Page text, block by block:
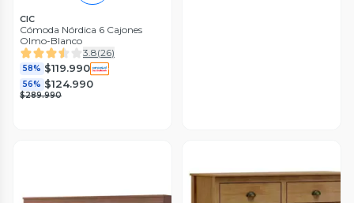
CIC
Cómoda Nórdica 6 Cajones
Olmo-Blanco
3.8(26)
58% $119.990
56% $124.990
$289.990